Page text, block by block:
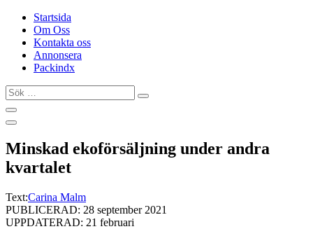
Startsida
Om Oss
Kontakta oss
Annonsera
Packindx
Sök
…
Minskad ekoförsäljning under andra
kvartalet
Text:Carina Malm
PUBLICERAD: 28 september 2021
UPPDATERAD: 21 februari